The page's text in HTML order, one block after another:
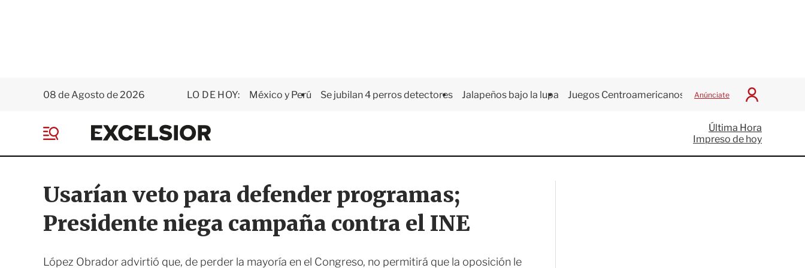
08 de Agosto de 2026 LO DE HOY: México y Perú Se jubilan 4 perros detectores Jalapeños bajo la lupa Juegos Centroamericanos Anúnciate
I
c
i
a
E
x
e
i
o
r
e
Última Hora
Impreso de hoy
Usarían veto para defender programas;
Presidente niega campaña contra el INE
López Obrador advirtió que, de perder la mayoría en el Congreso, no permitirá que la oposición le